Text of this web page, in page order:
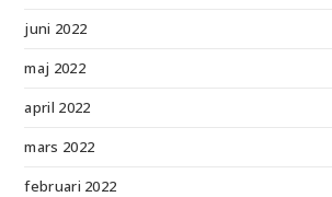
juni 2022
maj 2022
april 2022
mars 2022
februari 2022